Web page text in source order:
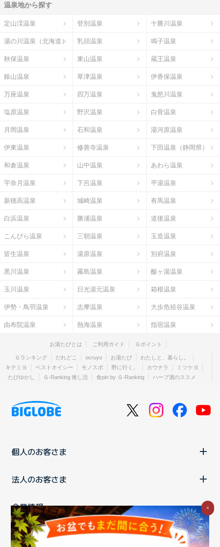
温泉地から探す
定山渓温泉 登別温泉 十勝川温泉
湯の川温泉（北海道） 乳頭温泉 鳴子温泉
秋保温泉 東山温泉 蔵王温泉
銀山温泉 草津温泉 伊香保温泉
万座温泉 四万温泉 鬼怒川温泉
塩原温泉 野沢温泉 白骨温泉
月岡温泉 石和温泉 湯河原温泉
伊東温泉 修善寺温泉 下田温泉（静岡県）
和倉温泉 山中温泉 あわら温泉
宇奈月温泉 下呂温泉 平湯温泉
新穂高温泉 城崎温泉 有馬温泉
白浜温泉 勝浦温泉 道後温泉
こんぴら温泉 三朝温泉 玉造温泉
皆生温泉 湯原温泉 別府温泉
黒川温泉 霧島温泉 酸ヶ湯温泉
玉川温泉 日光湯元温泉 箱根温泉
伊勢・鳥羽温泉 志摩温泉 大歩危祖谷温泉
由布院温泉 熱海温泉 指宿温泉
お湯たびとは ご利用ガイド Ｇポイント
Ｇランキング だれどこ ocruyo お湯たび
わたしと、暮らし。
キテミヨ
ベストオイシー モノスポ 野に行く。 カウナラ
ミツケヨ
たびゆかし
Ｇ-Ranking 推し活 食pin by Ｇ-Ranking ハーブ酒のススメ
個人のお客さま
法人のお客さま
企業情報
ご利用中の方
×